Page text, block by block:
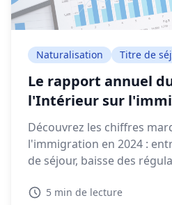
Naturalisation Titre de
Le rapport annuel
l'Intérieur sur
Découvrez les chiffres
l'immigration en 2024 :
de séjour, baisse des
migratoire soulève de vifs
5 min de lecture